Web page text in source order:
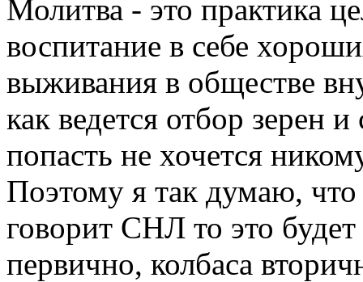
Молитва - это практика
воспитание в себе
выживания в обществе
как ведется отбор зерен
попасть не хочется
Поэтому я так думаю, что
говорит СНЛ то это
первично, колбаса